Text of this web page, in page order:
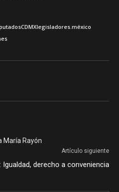
CDMXlegisladores. méxico
María Rayón
Artículo siguiente
Igualdad, derecho a conveniencia